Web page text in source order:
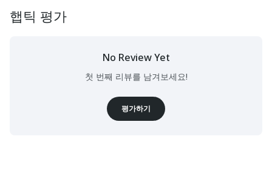
햅틱 평가
No Review Yet
첫 번째 리뷰를 남겨보세요!
평가하기